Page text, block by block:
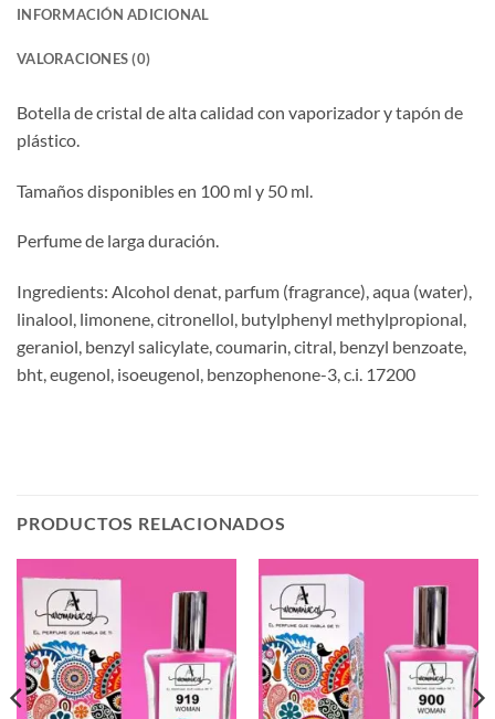
INFORMACIÓN ADICIONAL
VALORACIONES (0)
Botella de cristal de alta calidad con vaporizador y tapón de
plástico.
Tamaños disponibles en 100 ml y 50 ml.
Perfume de larga duración.
Ingredients: Alcohol denat, parfum (fragrance), aqua (water),
linalool, limonene, citronellol, butylphenyl methylpropional,
geraniol, benzyl salicylate, coumarin, citral, benzyl benzoate,
bht, eugenol, isoeugenol, benzophenone-3, c.i. 17200
PRODUCTOS RELACIONADOS